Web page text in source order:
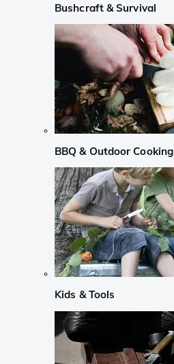
Bushcraft & Survival
BBQ & Outdoor Cooking
Kids & Tools